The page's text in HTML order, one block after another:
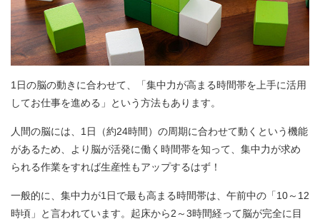
1日の脳の動きに合わせて、「集中力が高まる時間帯を上手に活用
してお仕事を進める」という方法もあります。
人間の脳には、1日（約24時間）の周期に合わせて動くという機能
があるため、より脳が活発に働く時間帯を知って、集中力が求め
られる作業をすれば生産性もアップするはず！
一般的に、集中力が1日で最も高まる時間帯は、午前中の「10～12
時頃」と言われています。起床から2～3時間経って脳が完全に目